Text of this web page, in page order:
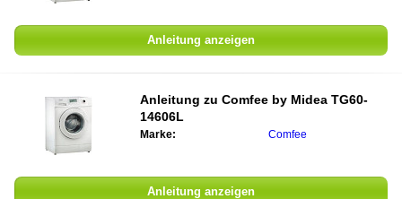
Anleitung anzeigen
Anleitung zu Comfee by Midea TG60-
14606L
Marke: Comfee
Anleitung anzeigen